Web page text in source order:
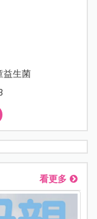
益生菌
看更多